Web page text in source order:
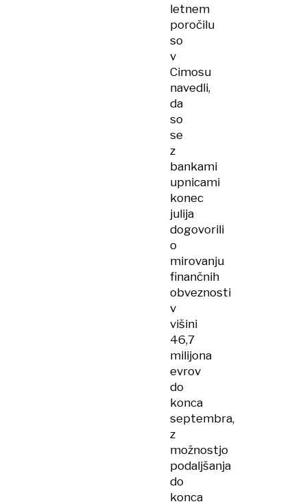
letnem
poročilu
so
v
Cimosu
navedli,
da
so
se
z
bankami
upnicami
konec
julija
dogovorili
o
mirovanju
finančnih
obveznosti
v
višini
46,7
milijona
evrov
do
konca
septembra,
z
možnostjo
podaljšanja
do
konca